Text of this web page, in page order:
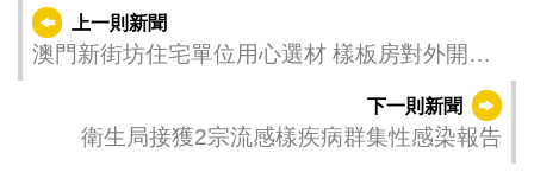
上一則新聞
澳門新街坊住宅單位用心選材 樣板房對外開放
下一則新聞
衛生局接獲2宗流感樣疾病群集性感染報告